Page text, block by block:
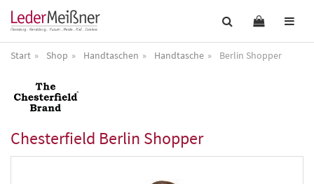
Start Shop Handtaschen Handtasche Berlin Shopper
Chesterfield Berlin Shopper